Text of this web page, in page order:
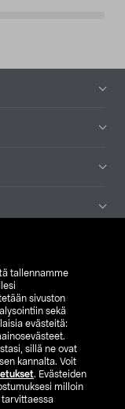
tallennamme
sivuston
sekä
evästeitä:
sillä ne ovat
kannalta. Voit
. Evästeiden
milloin
tarvittaessa